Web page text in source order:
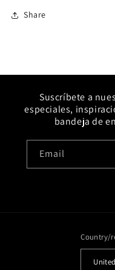
Share
Suscríbete a
especiales,
bandeja de
Email
Country/